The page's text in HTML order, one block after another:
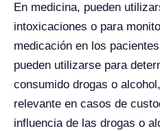
En medicina, pueden
intoxicaciones o para
medicación en los
pueden utilizarse para
consumido drogas o
relevante en casos de
influencia de las drogas o